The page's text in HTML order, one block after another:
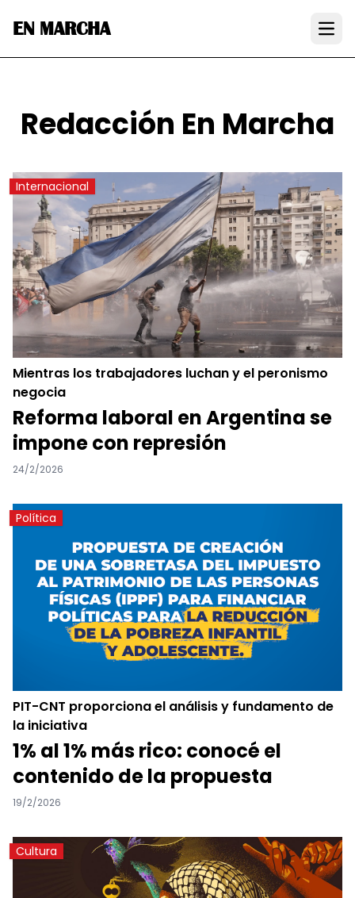
EN MARCHA
Redacción En Marcha
Internacional
Mientras los trabajadores luchan y el peronismo
negocia
Reforma laboral en Argentina se
impone con represión
24/2/2026
Política
PIT-CNT proporciona el análisis y fundamento de
la iniciativa
1% al 1% más rico: conocé el
contenido de la propuesta
19/2/2026
Cultura